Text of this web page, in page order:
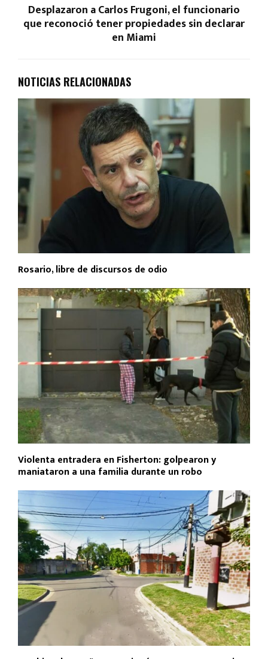
Desplazaron a Carlos Frugoni, el funcionario
que reconoció tener propiedades sin declarar
en Miami
NOTICIAS RELACIONADAS
Rosario, libre de discursos de odio
Violenta entradera en Fisherton: golpearon y
maniataron a una familia durante un robo